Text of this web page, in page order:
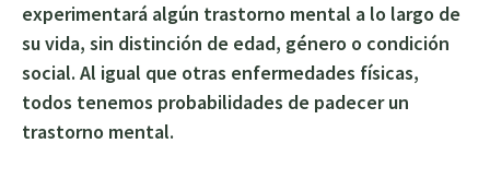
experimentará algún trastorno mental a lo largo de
su vida, sin distinción de edad, género o condición
social. Al igual que otras enfermedades físicas,
todos tenemos probabilidades de padecer un
trastorno mental.